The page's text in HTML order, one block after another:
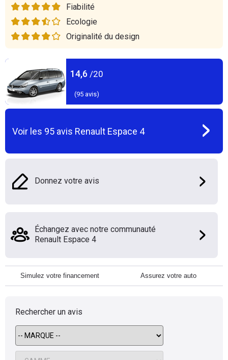
Fiabilité
Ecologie
Originalité du design
14,6 /20
(95 avis)
Voir les 95 avis Renault Espace 4
Donnez votre avis
Échangez avec notre communauté
Renault Espace 4
Simulez votre financement Assurez votre auto
Rechercher un avis